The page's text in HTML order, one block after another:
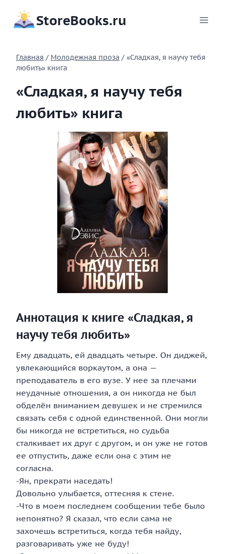
содержимому
StoreBooks.ru
Главная / Молодежная проза / «Сладкая, я научу тебя
любить» книга
«Сладкая, я научу тебя
любить» книга
Аннотация к книге «Сладкая, я
научу тебя любить»
Ему двадцать, ей двадцать четыре. Он диджей,
увлекающийся воркаутом, а она —
преподаватель в его вузе. У нее за плечами
неудачные отношения, а он никогда не был
обделён вниманием девушек и не стремился
связать себя с одной единственной. Они могли
бы никогда не встретиться, но судьба
сталкивает их друг с другом, и он уже не готов
ее отпустить, даже если она с этим не
согласна.
-Ян, прекрати наседать!
Довольно улыбается, оттесняя к стене.
-Что в моем последнем сообщении тебе было
непонятно? Я сказал, что если сама не
захочешь встретиться, когда тебя найду,
разговаривать уже не буду!